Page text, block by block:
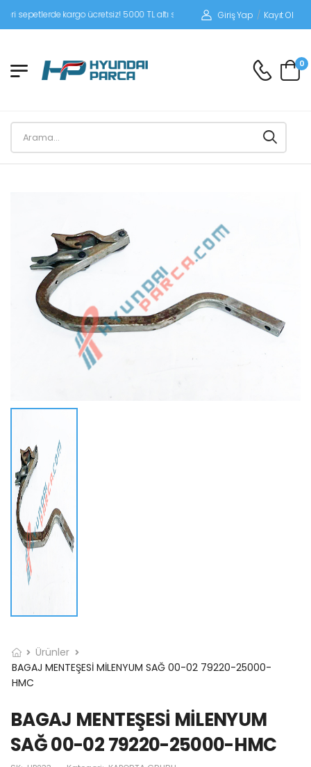
kargo ücretsiz! 5000 TL altı siparişlerinizde siparişleriniz alıcı
Giriş Yap / Kayıt Ol
0
Ürünler
BAGAJ MENTEŞESİ MİLENYUM SAĞ 00-02 79220-25000-
HMC
BAGAJ MENTEŞESİ MİLENYUM
SAĞ 00-02 79220-25000-HMC